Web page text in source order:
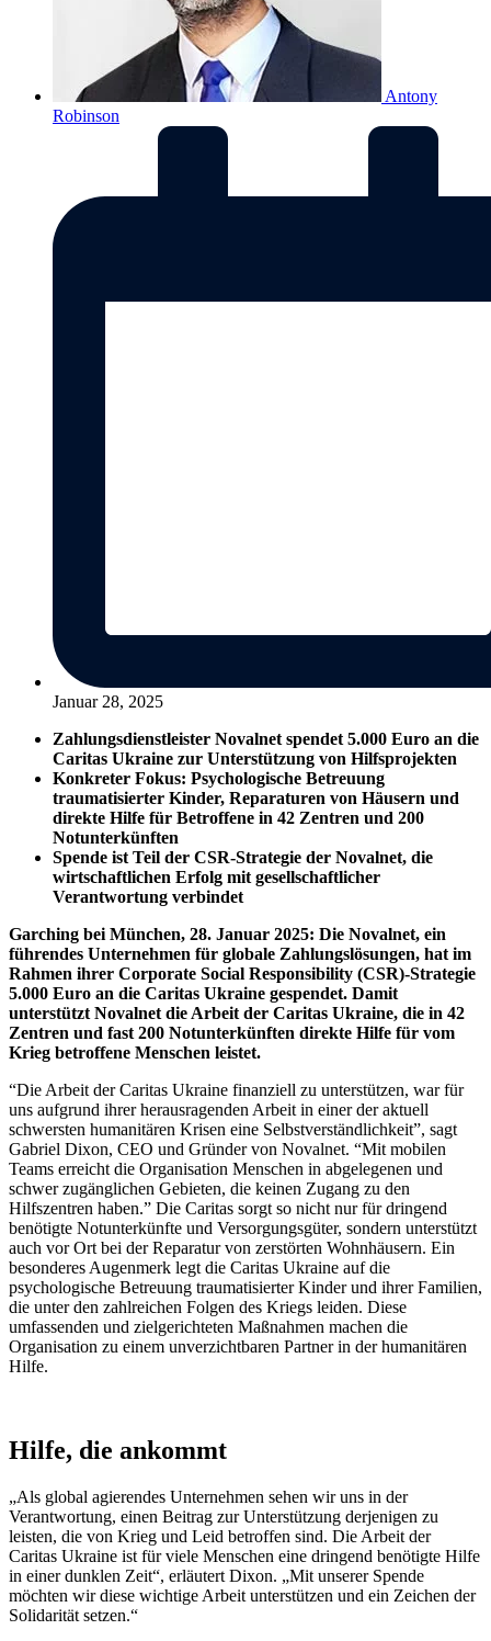
Antony
Robinson
Januar 28, 2025
Zahlungsdienstleister Novalnet spendet 5.000 Euro an die
Caritas Ukraine zur Unterstützung von Hilfsprojekten
Konkreter Fokus: Psychologische Betreuung
traumatisierter Kinder, Reparaturen von Häusern und
direkte Hilfe für Betroffene in 42 Zentren und 200
Notunterkünften
Spende ist Teil der CSR-Strategie der Novalnet, die
wirtschaftlichen Erfolg mit gesellschaftlicher
Verantwortung verbindet
Garching bei München, 28. Januar 2025: Die Novalnet, ein
führendes Unternehmen für globale Zahlungslösungen, hat im
Rahmen ihrer Corporate Social Responsibility (CSR)-Strategie
5.000 Euro an die Caritas Ukraine gespendet. Damit
unterstützt Novalnet die Arbeit der Caritas Ukraine, die in 42
Zentren und fast 200 Notunterkünften direkte Hilfe für vom
Krieg betroffene Menschen leistet.
“Die Arbeit der Caritas Ukraine finanziell zu unterstützen, war für
uns aufgrund ihrer herausragenden Arbeit in einer der aktuell
schwersten humanitären Krisen eine Selbstverständlichkeit”, sagt
Gabriel Dixon, CEO und Gründer von Novalnet. “Mit mobilen
Teams erreicht die Organisation Menschen in abgelegenen und
schwer zugänglichen Gebieten, die keinen Zugang zu den
Hilfszentren haben.” Die Caritas sorgt so nicht nur für dringend
benötigte Notunterkünfte und Versorgungsgüter, sondern unterstützt
auch vor Ort bei der Reparatur von zerstörten Wohnhäusern. Ein
besonderes Augenmerk legt die Caritas Ukraine auf die
psychologische Betreuung traumatisierter Kinder und ihrer Familien,
die unter den zahlreichen Folgen des Kriegs leiden. Diese
umfassenden und zielgerichteten Maßnahmen machen die
Organisation zu einem unverzichtbaren Partner in der humanitären
Hilfe.
Hilfe, die ankommt
„Als global agierendes Unternehmen sehen wir uns in der
Verantwortung, einen Beitrag zur Unterstützung derjenigen zu
leisten, die von Krieg und Leid betroffen sind. Die Arbeit der
Caritas Ukraine ist für viele Menschen eine dringend benötigte Hilfe
in einer dunklen Zeit“, erläutert Dixon. „Mit unserer Spende
möchten wir diese wichtige Arbeit unterstützen und ein Zeichen der
Solidarität setzen.“